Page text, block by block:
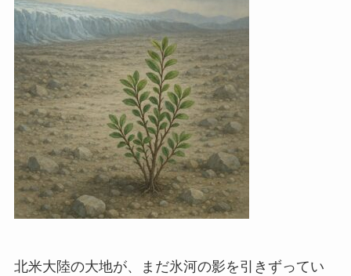
北米大陸の大地が、まだ氷河の影を引きずってい